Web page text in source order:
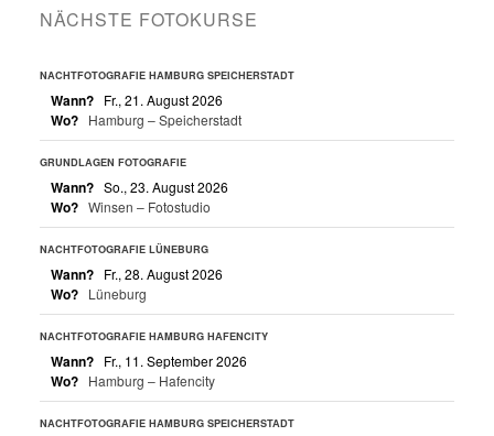
NÄCHSTE FOTOKURSE
NACHTFOTOGRAFIE HAMBURG SPEICHERSTADT
Wann? Fr., 21. August 2026
Wo? Hamburg – Speicherstadt
GRUNDLAGEN FOTOGRAFIE
Wann? So., 23. August 2026
Wo? Winsen – Fotostudio
NACHTFOTOGRAFIE LÜNEBURG
Wann? Fr., 28. August 2026
Wo? Lüneburg
NACHTFOTOGRAFIE HAMBURG HAFENCITY
Wann? Fr., 11. September 2026
Wo? Hamburg – Hafencity
NACHTFOTOGRAFIE HAMBURG SPEICHERSTADT